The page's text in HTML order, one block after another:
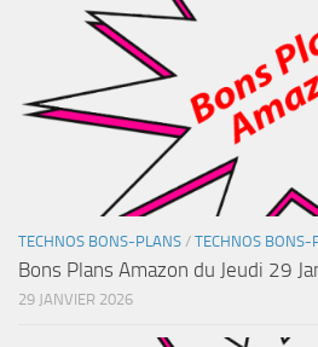
TECHNOS BONS-PLANS / TECHNOS BONS-
Bons Plans Amazon du Jeudi 29
29 JANVIER 2026